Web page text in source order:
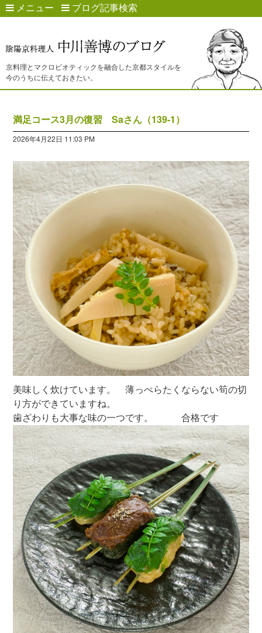
メニュー ブログ記事検索
京料理とマクロビオティックを融合した京都スタイルを
今のうちに伝えておきたい。
満足コース3月の復習 Saさん（139-1）
2026年4月22日 11:03 PM
美味しく炊けています。 薄っぺらたくならない筍の切
り方ができていますね。
歯ざわりも大事な味の一つです。 合格です